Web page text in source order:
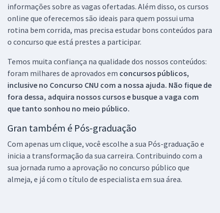
informações sobre as vagas ofertadas. Além disso, os cursos
online que oferecemos são ideais para quem possui uma
rotina bem corrida, mas precisa estudar bons conteúdos para
o concurso que está prestes a participar.
Temos muita confiança na qualidade dos nossos conteúdos:
foram milhares de aprovados em concursos públicos,
inclusive no Concurso CNU com a nossa ajuda. Não fique de
fora dessa, adquira nossos cursos e busque a vaga com
que tanto sonhou no meio público.
Gran também é Pós-graduação
Com apenas um clique, você escolhe a sua Pós-graduação e
inicia a transformação da sua carreira. Contribuindo com a
sua jornada rumo a aprovação no concurso público que
almeja, e já com o título de especialista em sua área.